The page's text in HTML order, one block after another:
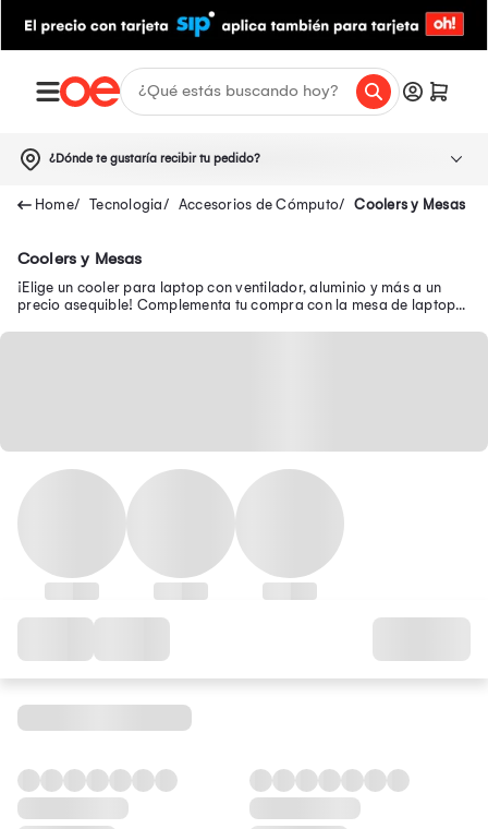
¿Dónde te gustaría recibir tu pedido?
Tecnologia Accesorios de Cómputo Coolers y Mesas
Coolers y Mesas
¡Elige un cooler para laptop con ventilador, aluminio y más a un
precio asequible! Complementa tu compra con la mesa de laptop